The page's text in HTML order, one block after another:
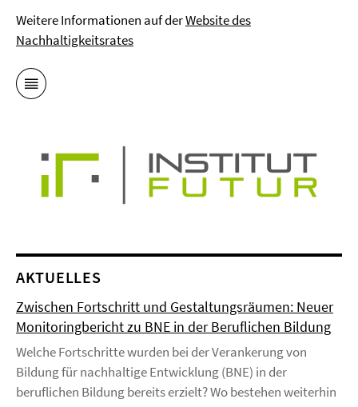
Weitere Informationen auf derWebsite des
Nachhaltigkeitsrates
AKTUELLES
Zwischen Fortschritt und Gestaltungsräumen: Neuer
Monitoringbericht zu BNE in der Beruflichen Bildung
Welche Fortschritte wurden bei der Verankerung von
Bildung für nachhaltige Entwicklung (BNE) in der
beruflichen Bildung bereits erzielt? Wo bestehen weiterhin